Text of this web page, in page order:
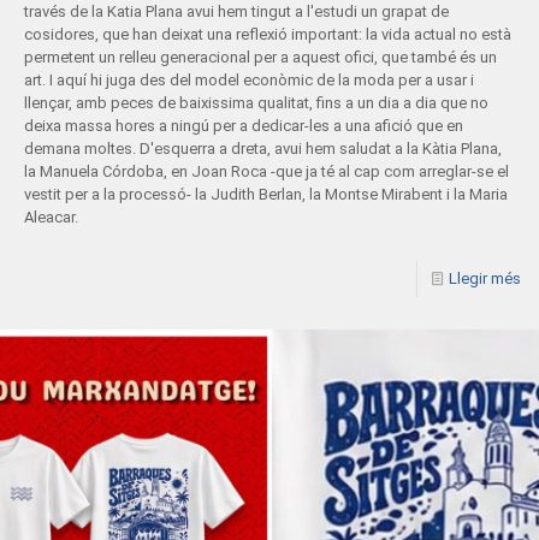
través de la Katia Plana avui hem tingut a l'estudi un grapat de
cosidores, que han deixat una reflexió important: la vida actual no està
permetent un relleu generacional per a aquest ofici, que també és un
art. I aquí hi juga des del model econòmic de la moda per a usar i
llençar, amb peces de baixissima qualitat, fins a un dia a dia que no
deixa massa hores a ningú per a dedicar-les a una afició que en
demana moltes. D'esquerra a dreta, avui hem saludat a la Kàtia Plana,
la Manuela Córdoba, en Joan Roca -que ja té al cap com arreglar-se el
vestit per a la processó- la Judith Berlan, la Montse Mirabent i la Maria
Aleacar.
Llegir més